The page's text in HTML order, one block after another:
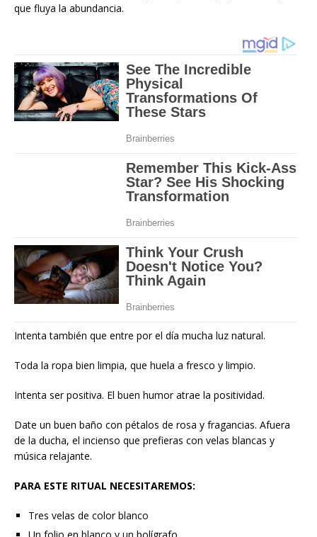
que fluya la abundancia.
Intenta también que entre por el día mucha luz natural.
Toda la ropa bien limpia, que huela a fresco y limpio.
Intenta ser positiva. El buen humor atrae la positividad.
Date un buen baño con pétalos de rosa y fragancias. Afuera
de la ducha, el incienso que prefieras con velas blancas y
música relajante.
PARA ESTE RITUAL NECESITAREMOS:
Tres velas de color blanco